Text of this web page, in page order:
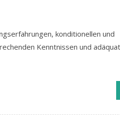
konditionellen und
Kenntnissen und